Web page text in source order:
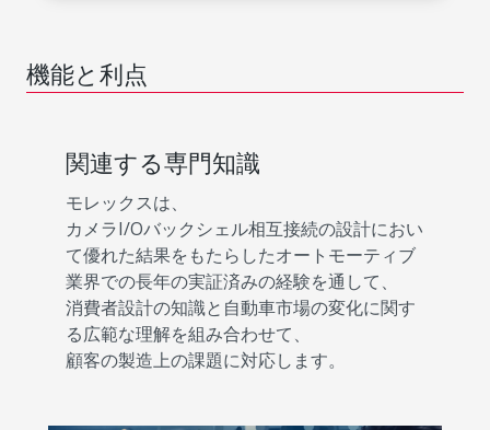
機能と利点
関連する専門知識
モレックスは、
カメラI/Oバックシェル相互接続の設計におい
て優れた結果をもたらしたオートモーティブ
業界での長年の実証済みの経験を通して、
消費者設計の知識と自動車市場の変化に関す
る広範な理解を組み合わせて、
顧客の製造上の課題に対応します。